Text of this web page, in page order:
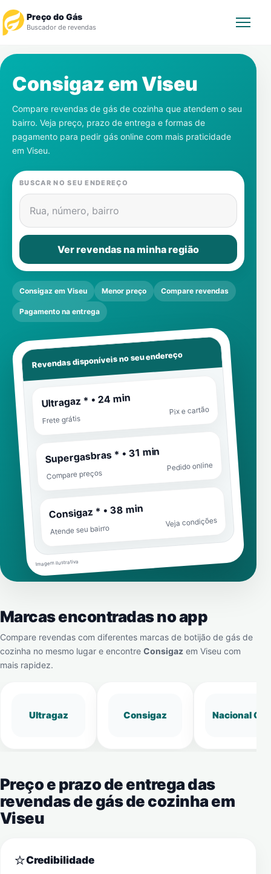
Preço do Gás
Buscador de revendas
Notícias
Gás
Contatos
Consigaz em Viseu
Compare revendas de gás de cozinha que atendem o seu
bairro. Veja preço, prazo de entrega e formas de
pagamento para pedir gás online com mais praticidade
em Viseu.
BUSCAR NO SEU ENDEREÇO
Rua, número, bairro
Ver revendas na minha região
Consigaz em Viseu Menor preço Compare revendas
Pagamento na entrega
Revendas disponíveis no seu endereço
Ultragaz * • 24 min
Frete grátis
Pix e cartão
Supergasbras * • 31 min
Compare preços
Pedido online
Consigaz * • 38 min
Atende seu bairro
Veja condições
Imagem ilustrativa
Marcas encontradas no app
Compare revendas com diferentes marcas de botijão de gás de
cozinha no mesmo lugar e encontre Consigaz em Viseu com
mais rapidez.
Ultragaz Consigaz Nacional Gás
Preço e prazo de entrega das
revendas de gás de cozinha em
Viseu
⭐Credibilidade